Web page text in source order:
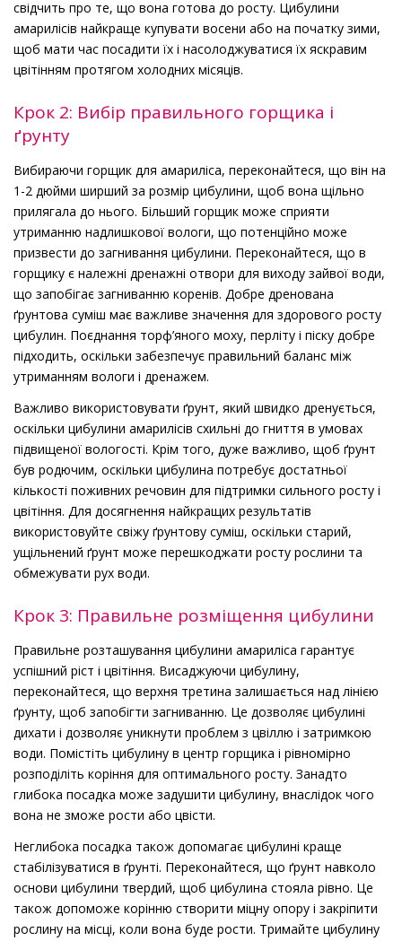
свідчить про те, що вона готова до росту. Цибулини
амарилісів найкраще купувати восени або на початку зими,
щоб мати час посадити їх і насолоджуватися їх яскравим
цвітінням протягом холодних місяців.
Крок 2: Вибір правильного горщика і
ґрунту
Вибираючи горщик для амариліса, переконайтеся, що він на
1-2 дюйми ширший за розмір цибулини, щоб вона щільно
прилягала до нього. Більший горщик може сприяти
утриманню надлишкової вологи, що потенційно може
призвести до загнивання цибулини. Переконайтеся, що в
горщику є належні дренажні отвори для виходу зайвої води,
що запобігає загниванню коренів. Добре дренована
ґрунтова суміш має важливе значення для здорового росту
цибулин. Поєднання торф’яного моху, перліту і піску добре
підходить, оскільки забезпечує правильний баланс між
утриманням вологи і дренажем.
Важливо використовувати ґрунт, який швидко дренується,
оскільки цибулини амарилісів схильні до гниття в умовах
підвищеної вологості. Крім того, дуже важливо, щоб ґрунт
був родючим, оскільки цибулина потребує достатньої
кількості поживних речовин для підтримки сильного росту і
цвітіння. Для досягнення найкращих результатів
використовуйте свіжу ґрунтову суміш, оскільки старий,
ущільнений ґрунт може перешкоджати росту рослини та
обмежувати рух води.
Крок 3: Правильне розміщення цибулини
Правильне розташування цибулини амариліса гарантує
успішний ріст і цвітіння. Висаджуючи цибулину,
переконайтеся, що верхня третина залишається над лінією
ґрунту, щоб запобігти загниванню. Це дозволяє цибулині
дихати і дозволяє уникнути проблем з цвіллю і затримкою
води. Помістіть цибулину в центр горщика і рівномірно
розподіліть коріння для оптимального росту. Занадто
глибока посадка може задушити цибулину, внаслідок чого
вона не зможе рости або цвісти.
Неглибока посадка також допомагає цибулині краще
стабілізуватися в ґрунті. Переконайтеся, що ґрунт навколо
основи цибулини твердий, щоб цибулина стояла рівно. Це
також допоможе корінню створити міцну опору і закріпити
рослину на місці, коли вона буде рости. Тримайте цибулину